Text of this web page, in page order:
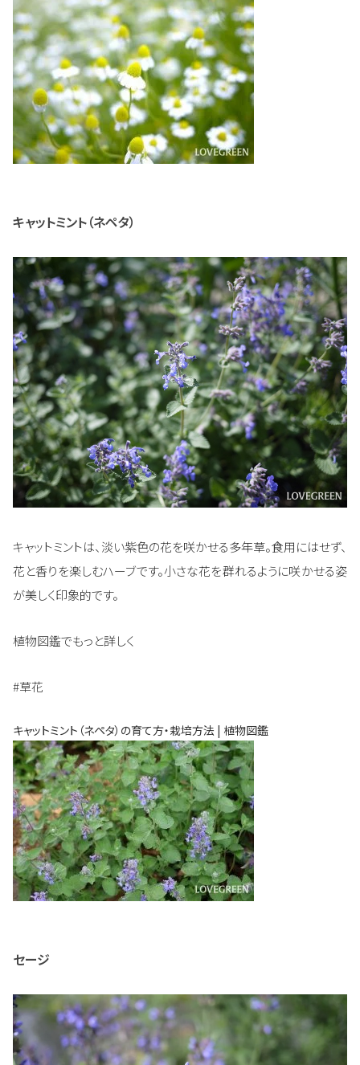
キャットミント（ネペタ）
キャットミントは、淡い紫色の花を咲かせる多年草。食用にはせず、
花と香りを楽しむハーブです。小さな花を群れるように咲かせる姿
が美しく印象的です。
植物図鑑でもっと詳しく
#草花
キャットミント（ネペタ）の育て方・栽培方法 | 植物図鑑
セージ